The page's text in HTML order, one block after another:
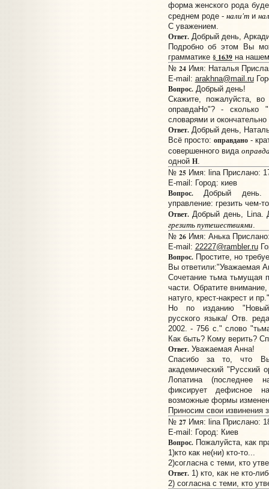
форма женского рода
среднем роде - нали'ти
С уважением.
Ответ.Добрый день,
Подробно об этом Вы
грамматике § 1639на нашем
№ 24Имя: Наталья
E-mail: arakhna@mail.ru
Вопрос.Добрый день!
Скажите, пожалуйста,
оправдаНо"? -
словарями и окончательно
Ответ.Добрый день,
Всё просто: оправдано-
совершенного вида
одной Н.
№ 25Имя: lina Прислано:
E-mail: Город: киев
Вопрос.Добрый день.
управление: грезить чем-
Ответ.Добрый день, Lina.
грезить путешествиями.
№ 26Имя: Анька
E-mail: 22227@rambler.ru
Вопрос.Простите, но
Вы ответили:"Уважаемая
Сочетание тьма тьмущая
части. Обратите
натуго, крест-накрест и пр."
Но по изданию "Новый
русского языка/ Отв.
2002. - 756 с." слово
Как быть? Кому верить?
Ответ.Уважаемая Анна!
Спасибо за то, что Вы
академический "Русский
Лопатина (последнее
фиксирует дефисное
возможные формы
Приносим свои извинения
№ 27Имя: lina Прислано:
E-mail: Город: Киев
Вопрос.Пожалуйста, как
1)кто как не(ни) кто-то...
2)согласна с теми, кто
Ответ.1) кто, как не кто-
2) согласна с теми, кто